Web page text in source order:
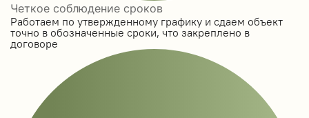
Четкое соблюдение сроков
Работаем по утвержденному графику и сдаем объект
точно в обозначенные сроки, что закреплено в
договоре